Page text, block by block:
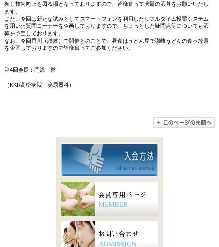
換し技術向上を図る場となっておりますので、皆様奮って演題の応募をお願いいたし
ます。
また、今回は新たな試みとしてスマートフォンを利用したリアルタイム投票システム
を用いた質問コーナーを企画しておりますので、ちょっとした疑問点等についても応
募を予定しております。
なお、今回香川（讃岐）で開催とのことで、昼食はうどん屋で讃岐うどんの食べ放題
を企画しておりますので皆様奮ってご参加ください。
第4回会長：岡添 誉
（KKR高松病院 泌尿器科）